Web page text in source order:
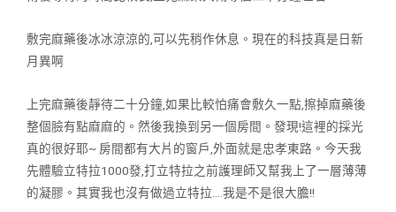
敷完麻藥後冰冰涼涼的,可以先稍作休息。現在的科技真是日新
月異啊
上完麻藥後靜待二十分鐘,如果比較怕痛會敷久一點,擦掉麻藥後
整個臉有點麻麻的。然後我換到另一個房間。發現!這裡的採光
真的很好耶~ 房間都有大片的窗戶,外面就是忠孝東路。今天我
先體驗立特拉1000發,打立特拉之前護理師又幫我上了一層薄薄
的凝膠。其實我也沒有做過立特拉….我是不是很大膽!!